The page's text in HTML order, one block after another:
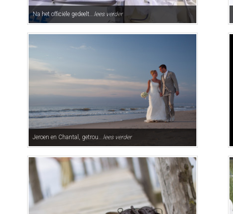
Na het officiële gedeelt... lees verder
Jeroen en Chantal, getrou... lees verder